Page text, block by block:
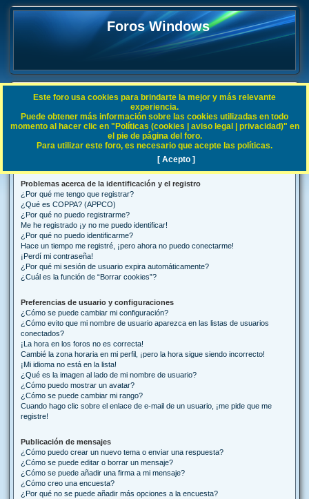
Foros Windows
FAQ
Índice general Preguntas Frecuentes
B
Preguntas Frecuentes
Problemas acerca de la identificación y el registro
¿Por qué me tengo que registrar?
¿Qué es COPPA? (APPCO)
¿Por qué no puedo registrarme?
Me he registrado ¡y no me puedo identificar!
¿Por qué no puedo identificarme?
Hace un tiempo me registré, ¡pero ahora no puedo conectarme!
¡Perdí mi contraseña!
¿Por qué mi sesión de usuario expira automáticamente?
¿Cuál es la función de “Borrar cookies”?
Preferencias de usuario y configuraciones
¿Cómo se puede cambiar mi configuración?
¿Cómo evito que mi nombre de usuario aparezca en las listas de usuarios
conectados?
¡La hora en los foros no es correcta!
Cambié la zona horaria en mi perfil, ¡pero la hora sigue siendo incorrecto!
¡Mi idioma no está en la lista!
¿Qué es la imagen al lado de mi nombre de usuario?
¿Cómo puedo mostrar un avatar?
¿Cómo se puede cambiar mi rango?
Cuando hago clic sobre el enlace de e-mail de un usuario, ¡me pide que me
registre!
Publicación de mensajes
¿Cómo puedo crear un nuevo tema o enviar una respuesta?
¿Cómo se puede editar o borrar un mensaje?
¿Cómo se puede añadir una firma a mi mensaje?
¿Cómo creo una encuesta?
¿Por qué no se puede añadir más opciones a la encuesta?
Este foro usa cookies para brindarte la mejor y más relevante
experiencia.
Puede obtener más información sobre las cookies utilizadas en todo
momento al hacer clic en "Políticas (cookies | aviso legal | privacidad)" en
el pie de página del foro.
Para utilizar este foro, es necesario que acepte las políticas.
[ Acepto ]